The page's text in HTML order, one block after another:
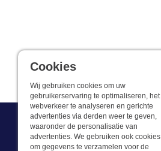
Wat we doen
Cookies
Wij gebruiken cookies om uw
gebruikerservaring te optimaliseren, het
webverkeer te analyseren en gerichte
advertenties via derden weer te geven,
waaronder de personalisatie van
advertenties. We gebruiken ook cookies
om gegevens te verzamelen voor de